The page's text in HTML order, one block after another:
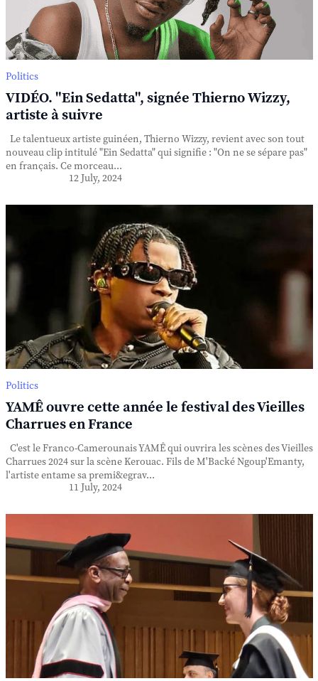
Politics
VIDÉO. "Ein Sedatta", signée Thierno Wizzy,
artiste à suivre
Le talentueux artiste guinéen, Thierno Wizzy, revient avec son tout
nouveau clip intitulé "Ein Sedatta" qui signifie : "On ne se sépare pas"
en français. Ce morceau...
12 July, 2024
Politics
YAMÊ ouvre cette année le festival des Vieilles
Charrues en France
C'est le Franco-Camerounais YAMÊ qui ouvrira les scènes des Vieilles
Charrues 2024 sur la scène Kerouac. Fils de M'Backé Ngoup'Emanty,
l'artiste entame sa premi&egrav...
11 July, 2024